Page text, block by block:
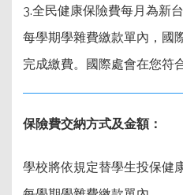
3.全民健康保險費每月為新
每學期學雜費繳款單內 ，國
完成繳費。國際處會在您符
保險費交納方式及金額：
學校將依規定替學生投保健